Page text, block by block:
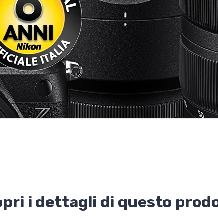
i dettagli di questo